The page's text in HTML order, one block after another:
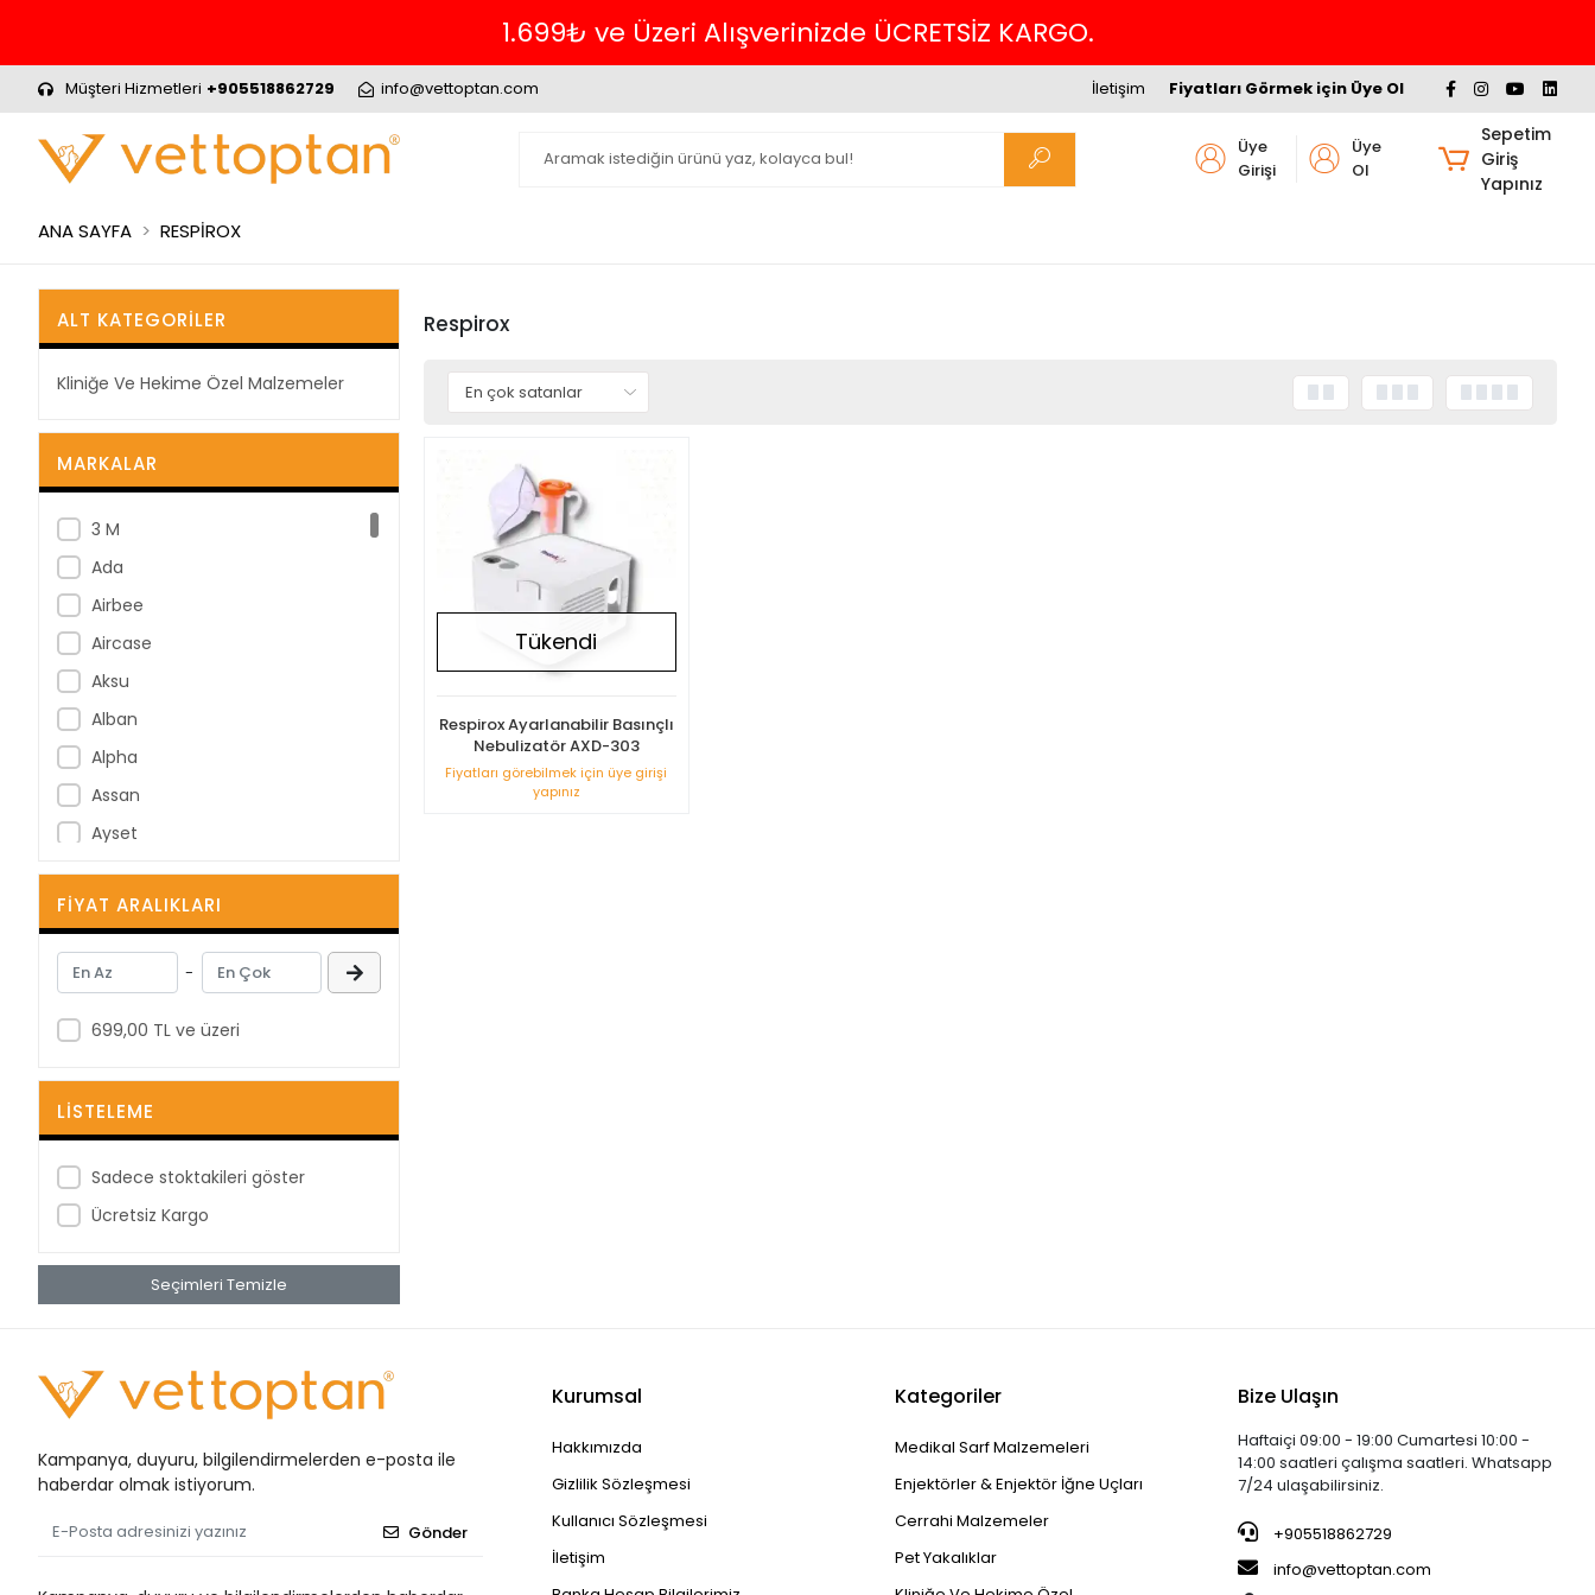
1.699₺ ve Üzeri Alışverinizde ÜCRETSİZ KARGO.
Müşteri Hizmetleri +905518862729 info@vettoptan.com Fiyatları Görmek için Üye Ol
İletişim
Üye
Girişi
Üye
Ol
Sepetim
Giriş
Yapınız
ANA SAYFA RESPİROX
ALT KATEGORILER
Kliniğe Ve Hekime Özel Malzemeler
MARKALAR
3 M
Ada
Airbee
Aircase
Aksu
Alban
Alpha
Assan
Ayset
B Braun
B-Good
Bastos Viegas
BD
Berha
Betagauze
Betasan
Biorad
Bıçakcılar
Buster
Clean Ped
FIYAT ARALIKLARI
-
699,00 TL ve üzeri
LISTELEME
Sadece stoktakileri göster
Ücretsiz Kargo
Seçimleri Temizle
Respirox
Tükendi
Respirox Ayarlanabilir Basınçlı
Nebulizatör AXD-303
Fiyatları görebilmek için üye girişi
yapınız
Kampanya, duyuru, bilgilendirmelerden e-posta ile
haberdar olmak istiyorum.
Gönder
Kurumsal
Hakkımızda
Gizlilik Sözleşmesi
Kullanıcı Sözleşmesi
İletişim
Kategoriler
Medikal Sarf Malzemeleri
Enjektörler & Enjektör İğne Uçları
Cerrahi Malzemeler
Pet Yakalıklar
Bize Ulaşın
Haftaiçi 09:00 - 19:00 Cumartesi 10:00 -
14:00 saatleri çalışma saatleri. Whatsapp
7/24 ulaşabilirsiniz.
+905518862729
info@vettoptan.com